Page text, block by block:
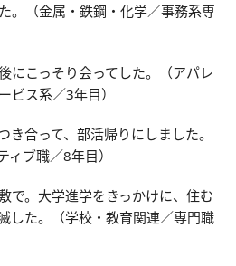
。（金属・鉄鋼・化学／事務系専
にこっそり会ってした。（アパレ
ビス系／3年目）
き合って、部活帰りにしました。
ィブ職／8年目）
で。大学進学をきっかけに、住む
した。（学校・教育関連／専門職